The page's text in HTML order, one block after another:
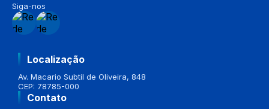
Siga-nos
Localização
Av. Macario Subtil de Oliveira, 848
CEP: 78785-000
Contato